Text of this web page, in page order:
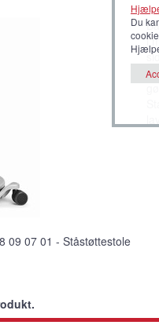
i
09 07 01 - Ståstøttestole
Du